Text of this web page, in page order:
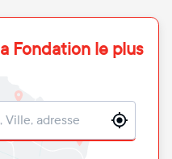
Fondation le plus